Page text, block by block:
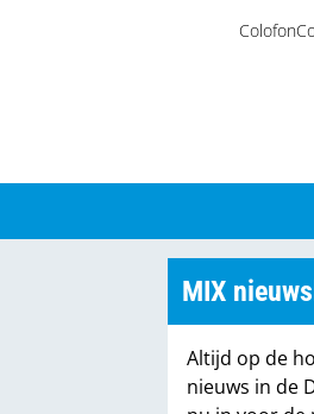
Colofon
MIX
Altijd op de
nieuws in de